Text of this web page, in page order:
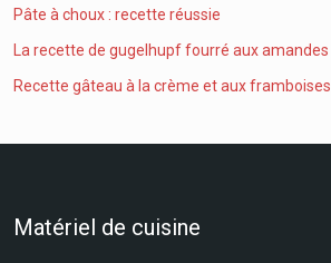
Pâte à choux : recette réussie
La recette de gugelhupf fourré aux amandes
Recette gâteau à la crème et aux framboises
Matériel de cuisine